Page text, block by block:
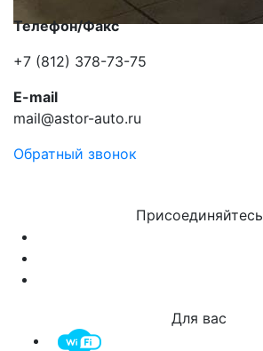
Телефон/Факс
+7 (812) 378-73-75
E-mail
mail@astor-auto.ru
Обратный звонок
Присоединяйтесь
Для вас